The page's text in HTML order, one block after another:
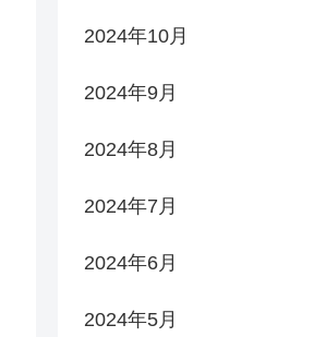
2024年10月
2024年9月
2024年8月
2024年7月
2024年6月
2024年5月